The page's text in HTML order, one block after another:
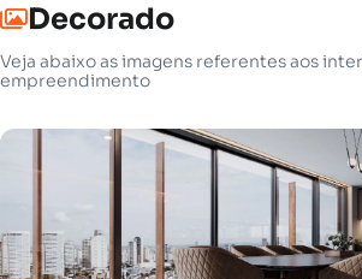
Decorado
Veja abaixo as imagens referentes aos
empreendimento